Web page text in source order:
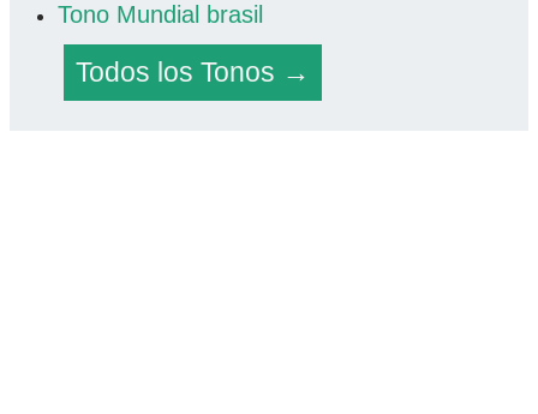
Tono Mundial brasil
Todos los Tonos →